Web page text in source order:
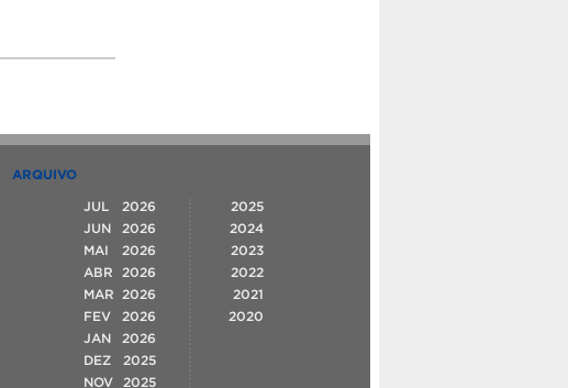
ARQUIVO
JUL
2026
JUN
2026
MAI
2026
ABR
2026
MAR
2026
FEV
2026
JAN
2026
DEZ
2025
NOV
2025
2025
2024
2023
2022
2021
2020